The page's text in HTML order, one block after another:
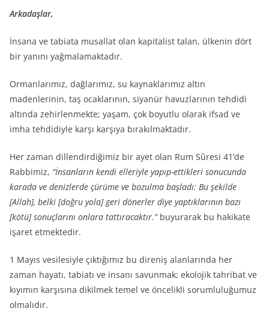
Arkadaşlar,
İnsana ve tabiata musallat olan kapitalist talan, ülkenin dört
bir yanını yağmalamaktadır.
Ormanlarımız, dağlarımız, su kaynaklarımız altın
madenlerinin, taş ocaklarının, siyanür havuzlarının tehdidi
altında zehirlenmekte; yaşam, çok boyutlu olarak ifsad ve
imha tehdidiyle karşı karşıya bırakılmaktadır.
Her zaman dillendirdiğimiz bir ayet olan Rum Sûresi 41’de
Rabbimiz, “İnsanların kendi elleriyle yapıp-ettikleri sonucunda
karada ve denizlerde çürüme ve bozulma başladı: Bu şekilde
[Allah], belki [doğru yola] geri dönerler diye yaptıklarının bazı
[kötü] sonuçlarını onlara tattıracaktır.”buyurarak bu hakikate
işaret etmektedir.
1 Mayıs vesilesiyle çıktığımız bu direniş alanlarında her
zaman hayatı, tabiatı ve insanı savunmak; ekolojik tahribat ve
kıyımın karşısına dikilmek temel ve öncelikli sorumluluğumuz
olmalıdır.